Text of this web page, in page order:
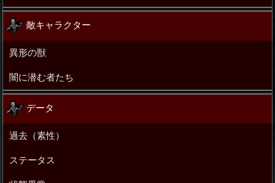
敵キャラクター
異形の獣
闇に潜む者たち
データ
過去（素性）
ステータス